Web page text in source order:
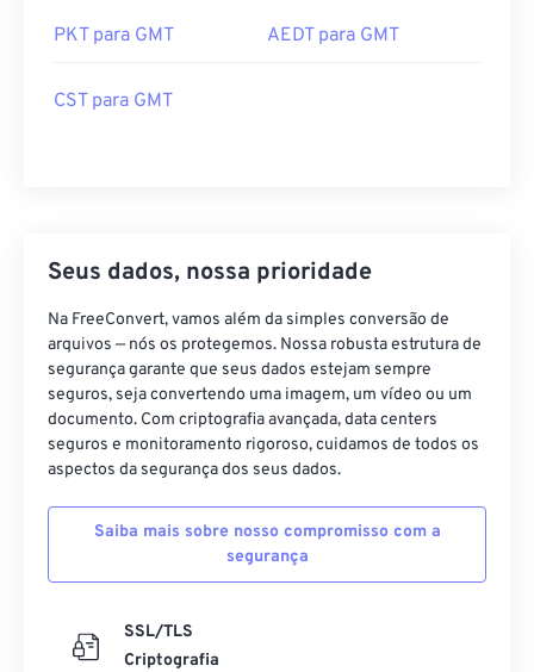
PKT para GMT AEDT para GMT
CST para GMT
Seus dados, nossa prioridade
Na FreeConvert, vamos além da simples conversão de
arquivos — nós os protegemos. Nossa robusta estrutura de
segurança garante que seus dados estejam sempre
seguros, seja convertendo uma imagem, um vídeo ou um
documento. Com criptografia avançada, data centers
seguros e monitoramento rigoroso, cuidamos de todos os
aspectos da segurança dos seus dados.
Saiba mais sobre nosso compromisso com a
segurança
SSL/TLS
Criptografia